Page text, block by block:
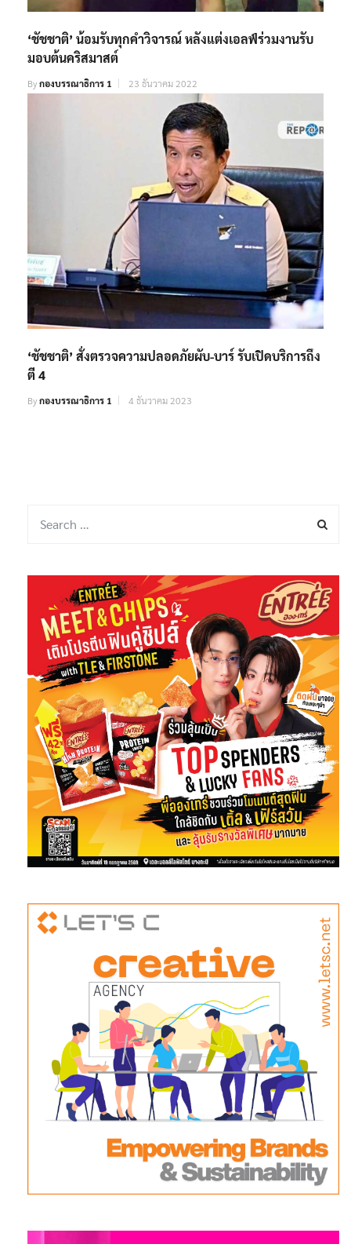
‘ชัชชาติ’ น้อมรับทุกคำวิจารณ์ หลังแต่งเอลฟ์ร่วมงานรับ
มอบต้นคริสมาสต์
Byกองบรรณาธิการ 1 23 ธันวาคม 2022
‘ชัชชาติ’ สั่งตรวจความปลอดภัยผับ-บาร์ รับเปิดบริการถึง
ตี 4
Byกองบรรณาธิการ 1 4 ธันวาคม 2023